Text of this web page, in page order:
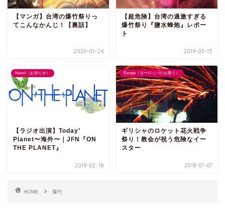
【マンガ】台湾の爆竹祭りっ
てこんなかんじ！【裏話】
2020-01-24
【超危険】台湾の過激すぎる
爆竹祭り『鹽水蜂炮』レポー
ト
2019-03-15
News!（お知らせ）
【ラジオ出演】Today’
Planet〜海外〜｜JFN『ON
THE PLANET』
2019-02-18
Europe（ヨーロッパのお祭り）
ギリシャのロケット花火戦争
祭り！教会が祝う危険なイー
スター
2018-07-07
HOME 爆竹